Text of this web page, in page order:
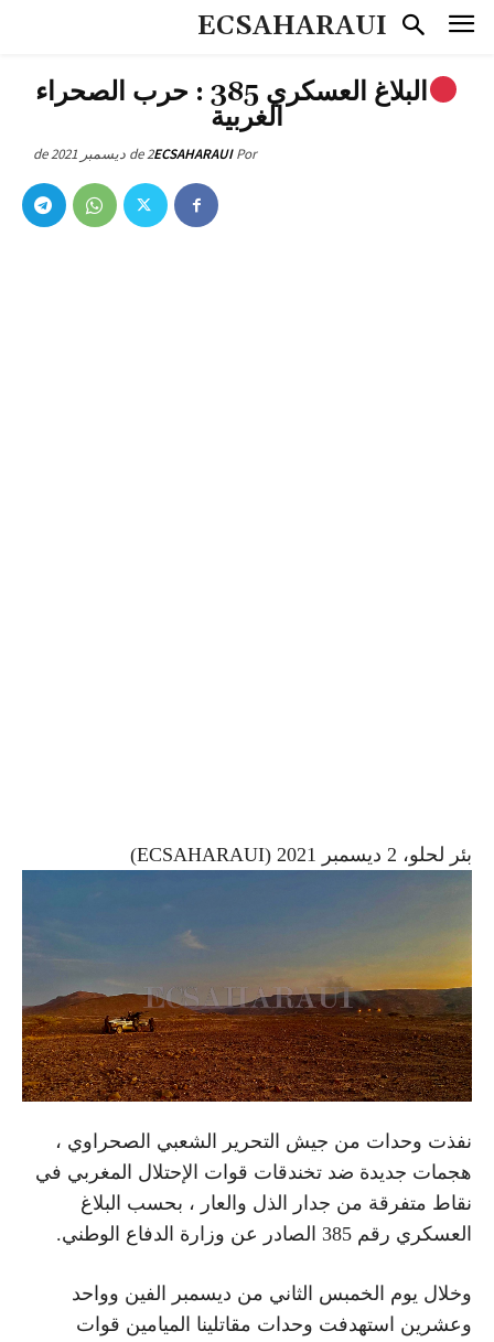
ECSAHARAUI
البلاغ العسكري 385 : حرب الصحراء
الغربية
Por
ECSAHARAUI2 de ديسمبر de 2021
بئر لحلو، 2 ديسمبر 2021 (ECSAHARAUI)
نفذت وحدات من جيش التحرير الشعبي الصحراوي ،
هجمات جديدة ضد تخندقات قوات الإحتلال المغربي في
نقاط متفرقة من جدار الذل والعار ، بحسب البلاغ
العسكري رقم 385 الصادر عن وزارة الدفاع الوطني.
وخلال يوم الخمبس الثاني من ديسمبر الفين وواحد
وعشرين استهدفت وحدات مقاتلينا الميامين قوات